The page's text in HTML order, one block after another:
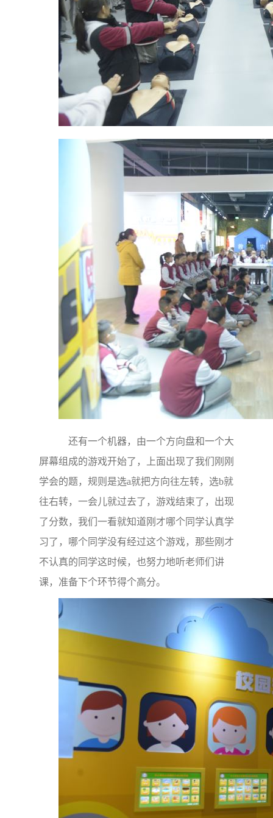
还有一个机器，由一个方向盘和一个大
屏幕组成的游戏开始了，上面出现了我们刚刚
学会的题，规则是选a就把方向往左转，选b就
往右转，一会儿就过去了，游戏结束了，出现
了分数，我们一看就知道刚才哪个同学认真学
习了，哪个同学没有经过这个游戏，那些刚才
不认真的同学这时候，也努力地听老师们讲
课，准备下个环节得个高分。